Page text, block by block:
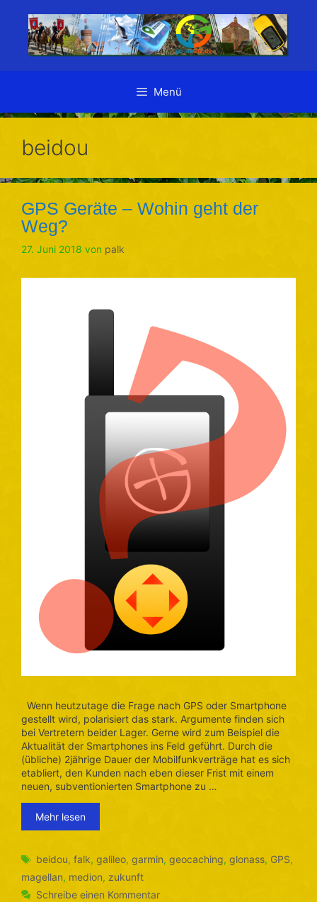
springen
Menü
beidou
GPS Geräte – Wohin geht der
Weg?
27. Juni 2018 von palk
Wenn heutzutage die Frage nach GPS oder Smartphone
gestellt wird, polarisiert das stark. Argumente finden sich
bei Vertretern beider Lager. Gerne wird zum Beispiel die
Aktualität der Smartphones ins Feld geführt. Durch die
(übliche) 2jährige Dauer der Mobilfunkverträge hat es sich
etabliert, den Kunden nach eben dieser Frist mit einem
neuen, subventionierten Smartphone zu …
Mehr lesen
Schlagwörter
beidou,falk,galileo,garmin,geocaching,glonass, GPS,
magellan, medion, zukunft
Schreibe einen Kommentar